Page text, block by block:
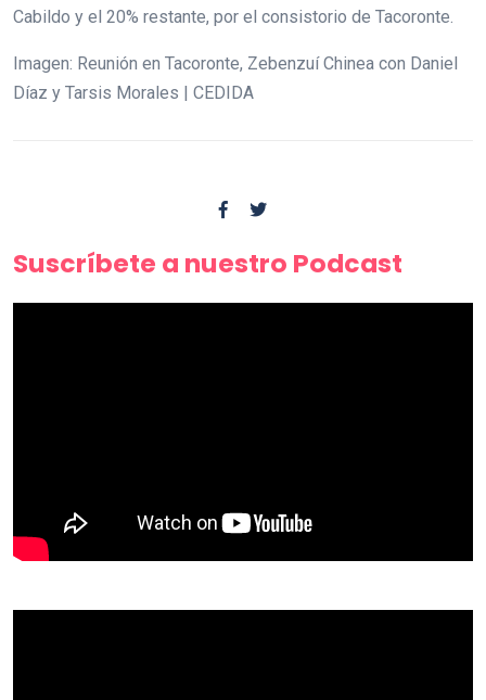
Cabildo y el 20% restante, por el consistorio de Tacoronte.
Imagen: Reunión en Tacoronte, Zebenzuí Chinea con Daniel
Díaz y Tarsis Morales | CEDIDA
Suscríbete a nuestro Podcast